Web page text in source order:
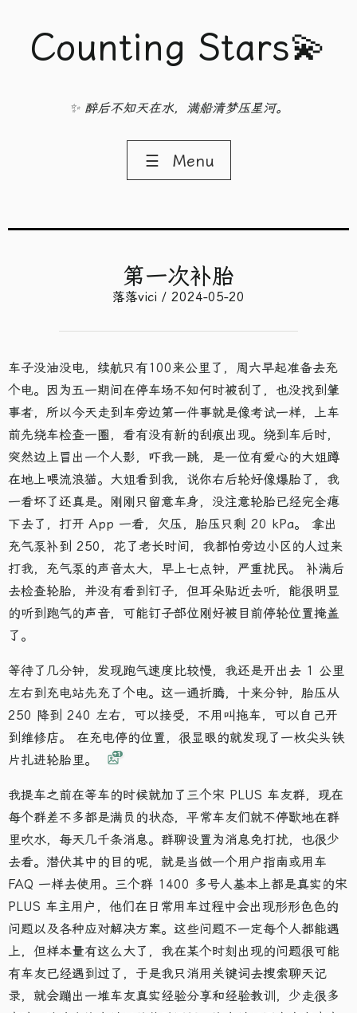
Counting Stars💫
✨ 醉后不知天在水，满船清梦压星河。
☰ Menu
第一次补胎
落落vici / 2024-05-20
车子没油没电，续航只有100来公里了，周六早起准备去充
个电。因为五一期间在停车场不知何时被刮了，也没找到肇
事者，所以今天走到车旁边第一件事就是像考试一样，上车
前先绕车检查一圈，看有没有新的刮痕出现。绕到车后时，
突然边上冒出一个人影，吓我一跳，是一位有爱心的大姐蹲
在地上喂流浪猫。大姐看到我，说你右后轮好像爆胎了，我
一看坏了还真是。刚刚只留意车身，没注意轮胎已经完全瘪
下去了，打开 App 一看，欠压，胎压只剩 20 kPa。 拿出
充气泵补到 250，花了老长时间，我都怕旁边小区的人过来
打我，充气泵的声音太大，早上七点钟，严重扰民。 补满后
去检查轮胎，并没有看到钉子，但耳朵贴近去听，能很明显
的听到跑气的声音，可能钉子部位刚好被目前停轮位置掩盖
了。
等待了几分钟，发现跑气速度比较慢，我还是开出去 1 公里
左右到充电站先充了个电。这一通折腾，十来分钟，胎压从
250 降到 240 左右，可以接受，不用叫拖车，可以自己开
到维修店。 在充电停的位置，很显眼的就发现了一枚尖头铁
片扎进轮胎里。
+1
我提车之前在等车的时候就加了三个宋 PLUS 车友群，现在
每个群差不多都是满员的状态，平常车友们就不停歇地在群
里吹水，每天几千条消息。群聊设置为消息免打扰，也很少
去看。潜伏其中的目的呢，就是当做一个用户指南或用车
FAQ 一样去使用。三个群 1400 多号人基本上都是真实的宋
PLUS 车主用户，他们在日常用车过程中会出现形形色色的
问题以及各种应对解决方案。这些问题不一定每个人都能遇
上，但样本量有这么大了，我在某个时刻出现的问题很可能
有车友已经遇到过了，于是我只消用关键词去搜索聊天记
录，就会蹦出一堆车友真实经验分享和经验教训，少走很多